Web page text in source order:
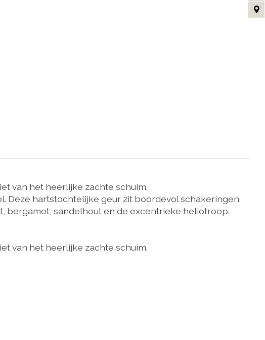
van het heerlijke zachte schuim.
Deze hartstochtelijke geur zit boordevol schakeringen
bergamot, sandelhout en de excentrieke heliotroop.
van het heerlijke zachte schuim.